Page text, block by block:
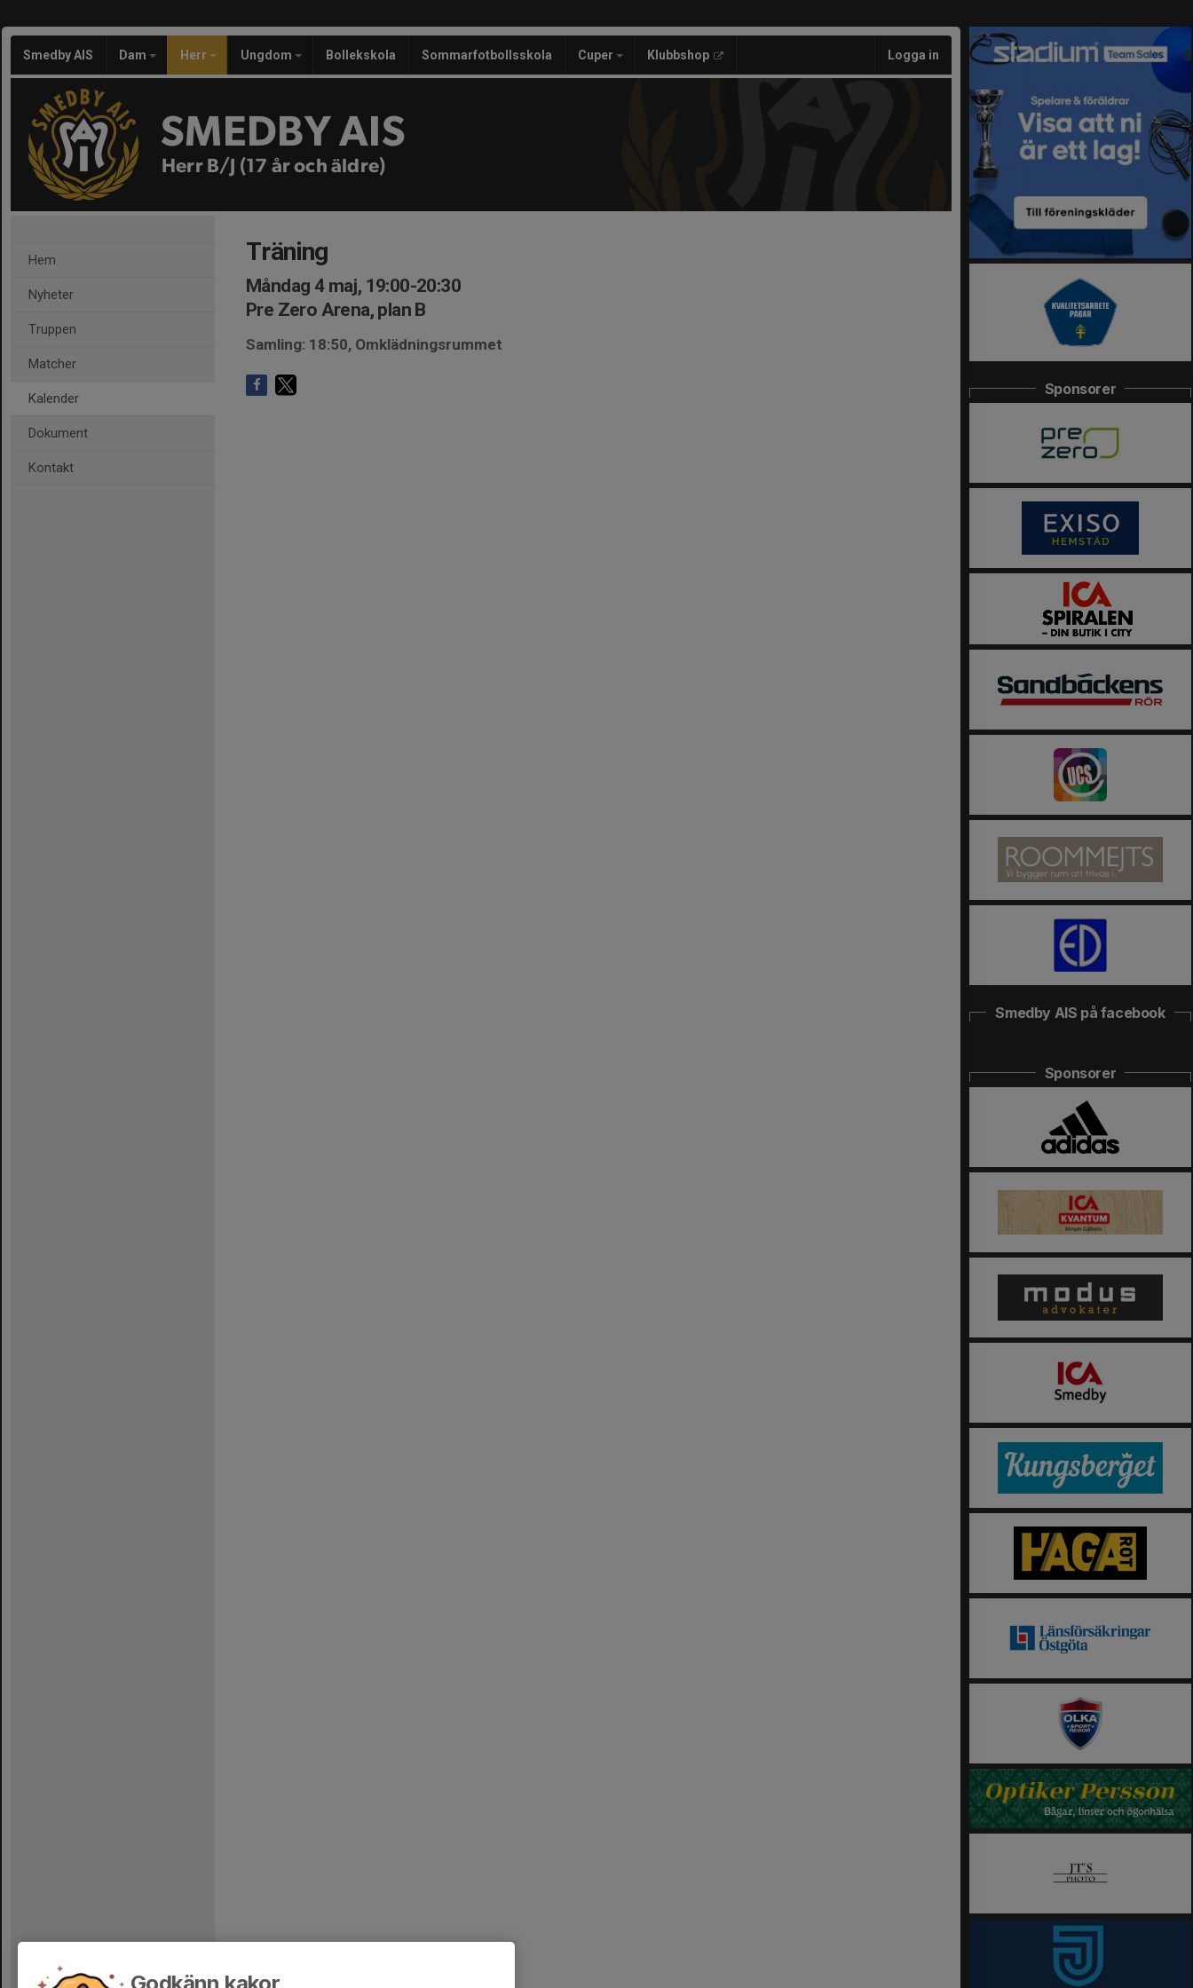
Smedby AIS Dam Herr Ungdom Bollekskola Sommarfotbollsskola Cuper Klubbshop Logga in
SMEDBY AIS
Herr B/J (17 år och äldre)
Hem
Nyheter
Truppen
Matcher
Kalender
Dokument
Kontakt
Träning
Måndag 4 maj, 19:00-20:30
Pre Zero Arena, plan B
Samling: 18:50, Omklädningsrummet
Sponsorer
Smedby AIS på facebook
Sponsorer